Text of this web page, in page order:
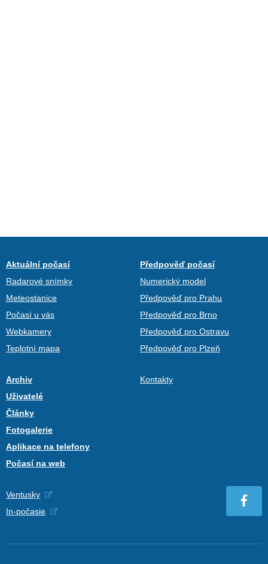
Aktuální počasí
Radarové snímky
Meteostanice
Počasí u vás
Webkamery
Teplotní mapa
Předpověď počasí
Numerický model
Předpověď pro Prahu
Předpověď pro Brno
Předpověď pro Ostravu
Předpověď pro Plzeň
Archiv
Uživatelé
Články
Fotogalerie
Aplikace na telefony
Počasí na web
Kontakty
Ventusky
In-počasie